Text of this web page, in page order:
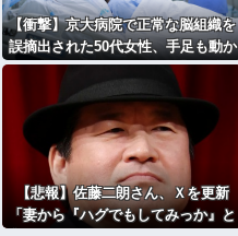
【衝撃】京大病院で正常な脳組織を
誤摘出された50代女性、手足も動か
せず自発呼吸もできない重篤状態
に…「意識はある」
【悲報】佐藤二朗さん、Ｘを更新
「妻から『ハグでもしてみっか』と